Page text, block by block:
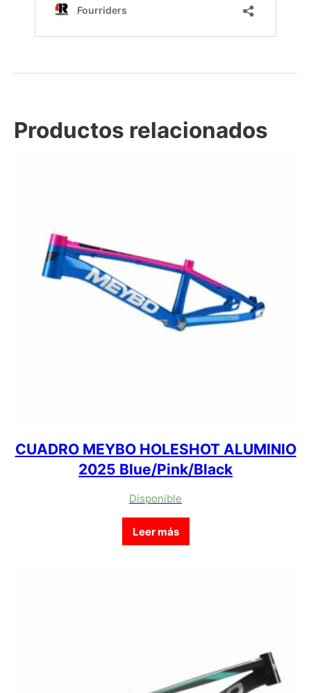
Productos relacionados
CUADRO MEYBO HOLESHOT ALUMINIO
2025 Blue/Pink/Black
Disponible
Leer más